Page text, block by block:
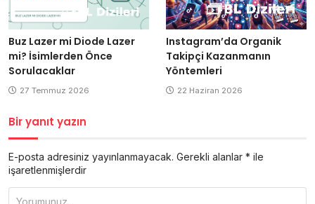
Buz Lazer mi Diode Lazer
mi? İsimlerden Önce
Sorulacaklar
27 Temmuz 2026
Instagram’da Organik
Takipçi Kazanmanın
Yöntemleri
22 Haziran 2026
Bir yanıt yazın
E-posta adresiniz yayınlanmayacak. Gerekli alanlar * ile
işaretlenmişlerdir